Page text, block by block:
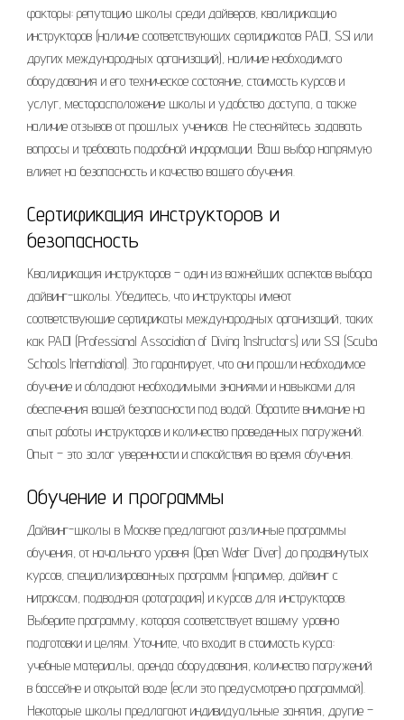
факторы: репутацию школы среди дайверов, квалификацию
инструкторов (наличие соответствующих сертификатов PADI, SSI или
других международных организаций), наличие необходимого
оборудования и его техническое состояние, стоимость курсов и
услуг, месторасположение школы и удобство доступа, а также
наличие отзывов от прошлых учеников. Не стесняйтесь задавать
вопросы и требовать подробной информации. Ваш выбор напрямую
влияет на безопасность и качество вашего обучения.
Сертификация инструкторов и
безопасность
Квалификация инструкторов – один из важнейших аспектов выбора
дайвинг-школы. Убедитесь, что инструкторы имеют
соответствующие сертификаты международных организаций, таких
как PADI (Professional Association of Diving Instructors) или SSI (Scuba
Schools International). Это гарантирует, что они прошли необходимое
обучение и обладают необходимыми знаниями и навыками для
обеспечения вашей безопасности под водой. Обратите внимание на
опыт работы инструкторов и количество проведенных погружений.
Опыт – это залог уверенности и спокойствия во время обучения.
Обучение и программы
Дайвинг-школы в Москве предлагают различные программы
обучения, от начального уровня (Open Water Diver) до продвинутых
курсов, специализированных программ (например, дайвинг с
нитроксом, подводная фотография) и курсов для инструкторов.
Выберите программу, которая соответствует вашему уровню
подготовки и целям. Уточните, что входит в стоимость курса:
учебные материалы, аренда оборудования, количество погружений
в бассейне и открытой воде (если это предусмотрено программой).
Некоторые школы предлагают индивидуальные занятия, другие –